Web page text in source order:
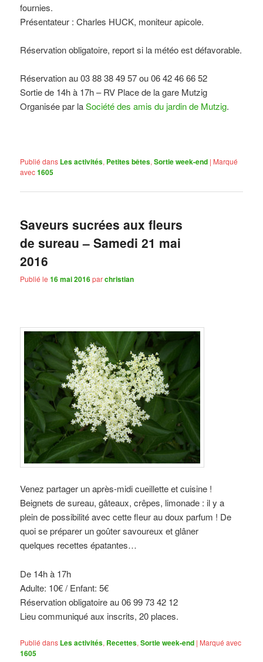
fournies.
Présentateur : Charles HUCK, moniteur apicole.
Réservation obligatoire, report si la météo est défavorable.
Réservation au 03 88 38 49 57 ou 06 42 46 66 52
Sortie de 14h à 17h – RV Place de la gare Mutzig
Organisée par laSociété des amis du jardin de Mutzig.
Publié dans Les activités, Petites bêtes,Sortie week-end | Marqué
avec1605
Saveurs sucrées aux fleurs
de sureau – Samedi 21 mai
2016
Publié le16 mai 2016parchristian
Venez partager un après-midi cueillette et cuisine !
Beignets de sureau, gâteaux, crêpes, limonade : il y a
plein de possibilité avec cette fleur au doux parfum ! De
quoi se préparer un goûter savoureux et glâner
quelques recettes épatantes…
De 14h à 17h
Adulte: 10€ / Enfant: 5€
Réservation obligatoire au06 99 73 42 12
Lieu communiqué aux inscrits, 20 places.
Publié dans Les activités, Recettes,Sortie week-end | Marqué avec
1605